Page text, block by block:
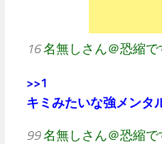
16名無しさん＠恐縮で
>>1
キミみたいな強メンタ
99名無しさん＠恐縮で